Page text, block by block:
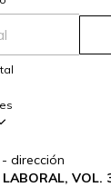
- dirección
LABORAL, VOL.